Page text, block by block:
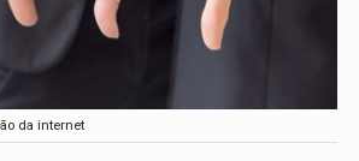
da internet